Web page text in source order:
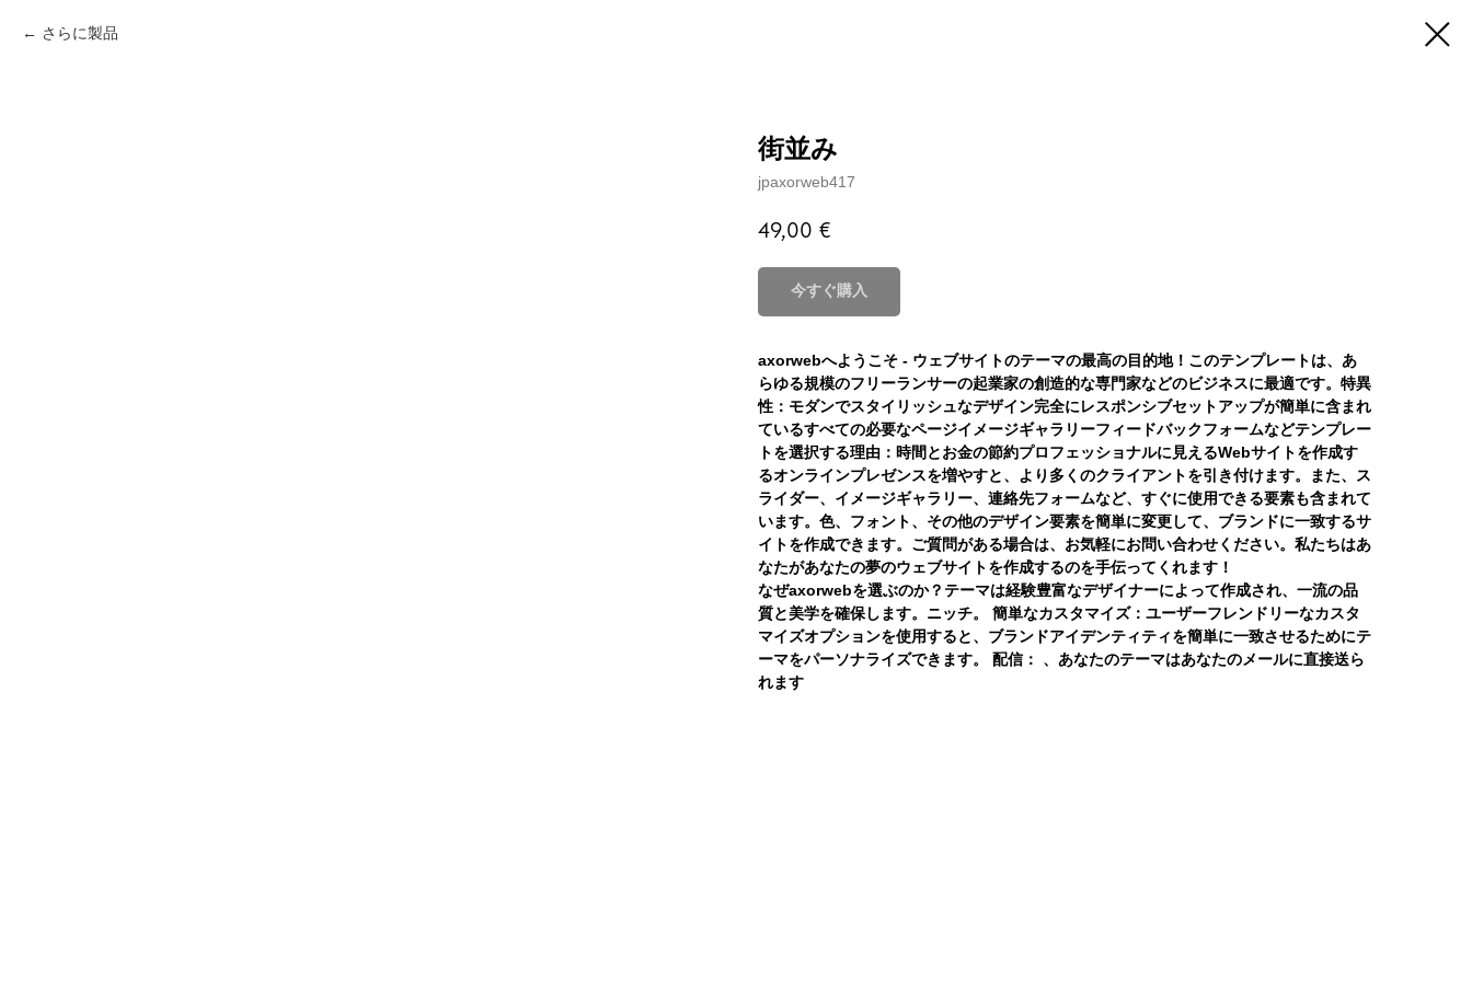
さらに製品
街並み
jpaxorweb417
49,00 €
今すぐ購入
axorwebへようこそ - ウェブサイトのテーマの最高の目的地！このテンプレートは、あ
らゆる規模のフリーランサーの起業家の創造的な専門家などのビジネスに最適です。特異
性：モダンでスタイリッシュなデザイン完全にレスポンシブセットアップが簡単に含まれ
ているすべての必要なページイメージギャラリーフィードバックフォームなどテンプレー
トを選択する理由：時間とお金の節約プロフェッショナルに見えるWebサイトを作成す
るオンラインプレゼンスを増やすと、より多くのクライアントを引き付けます。また、ス
ライダー、イメージギャラリー、連絡先フォームなど、すぐに使用できる要素も含まれて
います。色、フォント、その他のデザイン要素を簡単に変更して、ブランドに一致するサ
イトを作成できます。ご質問がある場合は、お気軽にお問い合わせください。私たちはあ
なたがあなたの夢のウェブサイトを作成するのを手伝ってくれます！
なぜaxorwebを選ぶのか？テーマは経験豊富なデザイナーによって作成され、一流の品
質と美学を確保します。ニッチ。 簡単なカスタマイズ： ユーザーフレンドリーなカスタ
マイズオプションを使用すると、ブランドアイデンティティを簡単に一致させるためにテ
ーマをパーソナライズできます。 配信：
、あなたのテーマはあなたのメールに直接送ら
れます